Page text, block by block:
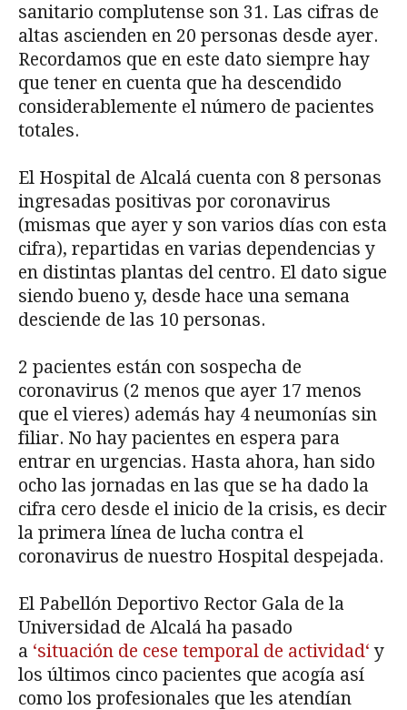
sanitario complutense son 31. Las cifras de
altas ascienden en 20 personas desde ayer.
Recordamos que en este dato siempre hay
que tener en cuenta que ha descendido
considerablemente el número de pacientes
totales.
El Hospital de Alcalá cuenta con 8 personas
ingresadas positivas por coronavirus
(mismas que ayer y son varios días con esta
cifra), repartidas en varias dependencias y
en distintas plantas del centro. El dato sigue
siendo bueno y, desde hace una semana
desciende de las 10 personas.
2 pacientes están con sospecha de
coronavirus (2 menos que ayer 17 menos
que el vieres) además hay 4 neumonías sin
filiar. No hay pacientes en espera para
entrar en urgencias. Hasta ahora, han sido
ocho las jornadas en las que se ha dado la
cifra cero desde el inicio de la crisis, es decir
la primera línea de lucha contra el
coronavirus de nuestro Hospital despejada.
El Pabellón Deportivo Rector Gala de la
Universidad de Alcalá ha pasado
a ‘situación de cese temporal de actividad‘ y
los últimos cinco pacientes que acogía así
como los profesionales que les atendían